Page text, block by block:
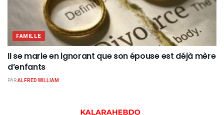
FAMILLE
Il se marie en ignorant que son épouse est déjà mère
d’enfants
PARALFRED WILLIAM